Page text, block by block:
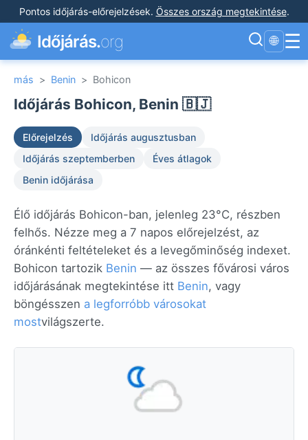
Pontos időjárás-előrejelzések. Összes ország megtekintése.
Időjárás.org 🌐 ☰
más > Benin > Bohicon
Időjárás Bohicon, Benin 🇧🇯
Előrejelzés
Időjárás augusztusban
Időjárás szeptemberben
Éves átlagok
Benin időjárása
Élő időjárás Bohicon-ban, jelenleg 23°C, részben
felhős. Nézze meg a 7 napos előrejelzést, az
óránkénti feltételeket és a levegőminőség indexet.
Bohicon tartozik Benin — az összes fővárosi város
időjárásának megtekintése itt Benin, vagy
böngésszen a legforróbb városokat
mostvilágszerte.